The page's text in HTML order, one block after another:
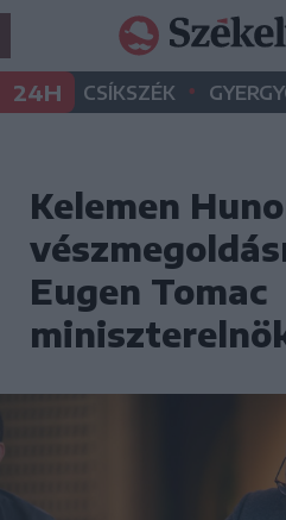
24H CSÍKSZÉK •
Kelemen
Eugen Tomac